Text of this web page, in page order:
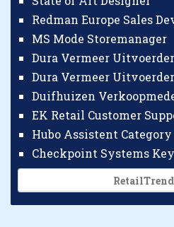
Redman Europe Sales
MS Mode Storemanager
Dura Vermeer
Dura Vermeer
Duifhuizen
EK Retail Customer
Hubo Assistent